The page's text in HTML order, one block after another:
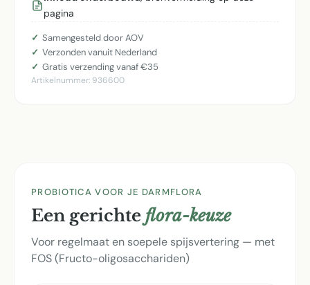
pagina
Samengesteld door AOV
Verzonden vanuit Nederland
Gratis verzending vanaf €35
Artikelnummer: 936600
PROBIOTICA VOOR JE DARMFLORA
Een gerichte flora-keuze
Voor regelmaat en soepele spijsvertering — met
FOS (Fructo-oligosacchariden)